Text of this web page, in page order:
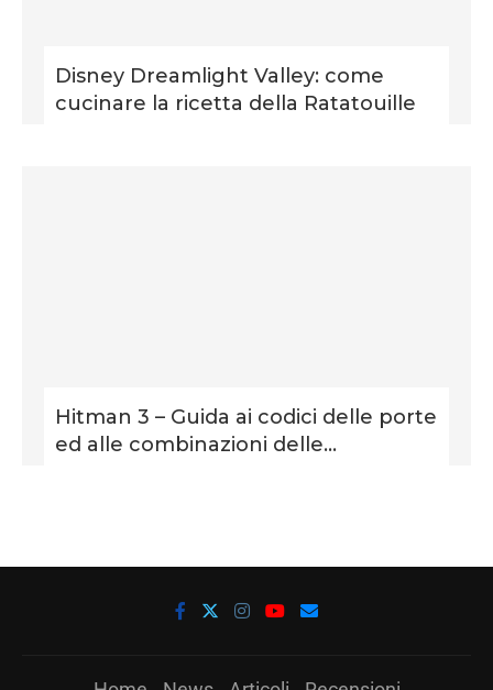
Disney Dreamlight Valley: come
cucinare la ricetta della Ratatouille
Hitman 3 – Guida ai codici delle porte
ed alle combinazioni delle...